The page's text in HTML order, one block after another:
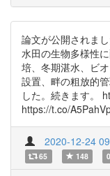
論文が公開されま
水田の生物多様性
培、冬期湛水、ビ
設置、畔の粗放的
した。続きます。
https://t.co/
2020-12-24
65 148